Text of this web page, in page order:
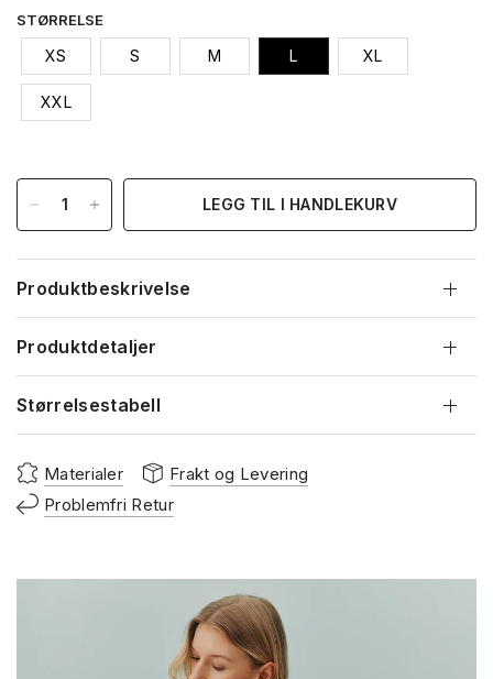
STØRRELSE
XS S M L XL
XXL
LEGG TIL I HANDLEKURV
Produktbeskrivelse
Produktdetaljer
Størrelsestabell
Materialer
Frakt og Levering
Problemfri Retur